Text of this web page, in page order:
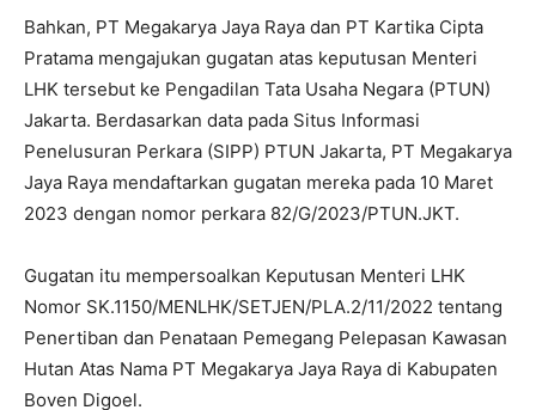
Bahkan, PT Megakarya Jaya Raya dan PT Kartika Cipta
Pratama mengajukan gugatan atas keputusan Menteri
LHK tersebut ke Pengadilan Tata Usaha Negara (PTUN)
Jakarta. Berdasarkan data pada Situs Informasi
Penelusuran Perkara (SIPP) PTUN Jakarta, PT Megakarya
Jaya Raya mendaftarkan gugatan mereka pada 10 Maret
2023 dengan nomor perkara 82/G/2023/PTUN.JKT.
Gugatan itu mempersoalkan Keputusan Menteri LHK
Nomor SK.1150/MENLHK/SETJEN/PLA.2/11/2022 tentang
Penertiban dan Penataan Pemegang Pelepasan Kawasan
Hutan Atas Nama PT Megakarya Jaya Raya di Kabupaten
Boven Digoel.